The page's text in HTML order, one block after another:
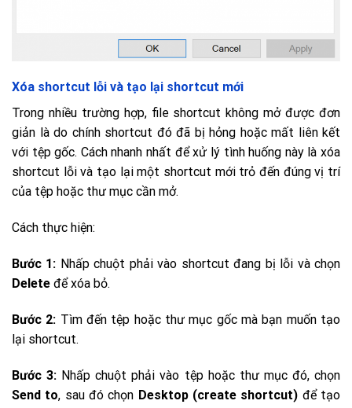
Xóa shortcut lỗi và tạo lại shortcut mới
Trong nhiều trường hợp, file shortcut không mở được đơn
giản là do chính shortcut đó đã bị hỏng hoặc mất liên kết
với tệp gốc. Cách nhanh nhất để xử lý tình huống này là xóa
shortcut lỗi và tạo lại một shortcut mới trỏ đến đúng vị trí
của tệp hoặc thư mục cần mở.
Cách thực hiện:
Bước 1: Nhấp chuột phải vào shortcut đang bị lỗi và chọn
Delete để xóa bỏ.
Bước 2: Tìm đến tệp hoặc thư mục gốc mà bạn muốn tạo
lại shortcut.
Bước 3: Nhấp chuột phải vào tệp hoặc thư mục đó, chọn
Send to, sau đó chọn Desktop (create shortcut) để tạo